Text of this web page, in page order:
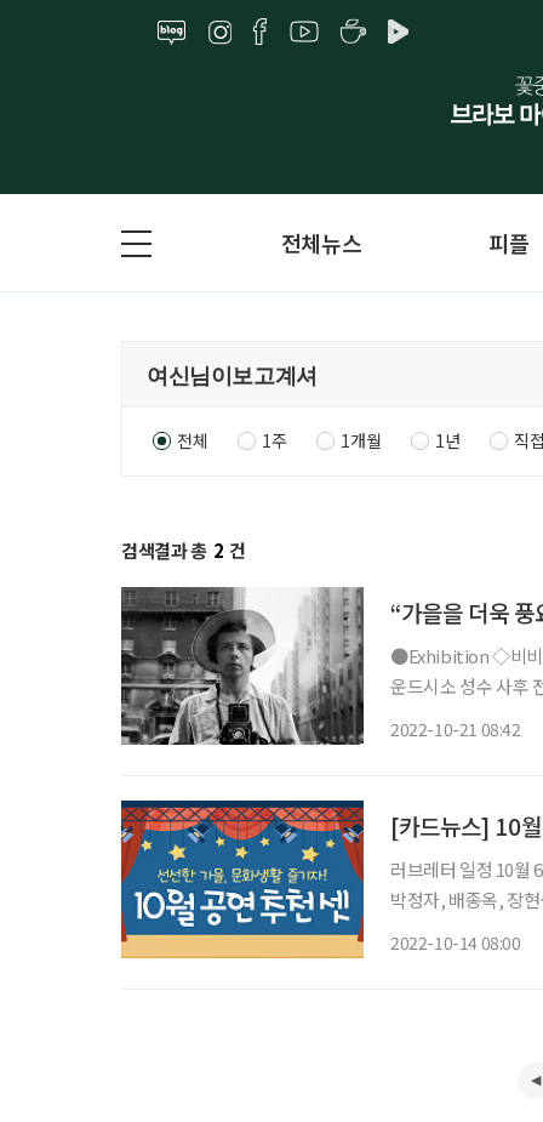
전체뉴스 피플
전체 1주 1개월 1년 직
검색결과 총 2 건
“가을을 더욱
●Exhibition ◇비비안 마이어(VIVIAN MAIER) 사진전 일정 8월 4일 ~ 11월 13일 장소 그라
운드시소 성수 사후 전 세계적으로 유명세를 떨친 미국 뉴욕 출신 사진가 비비안 마이어
2022-10-21 08:42
[카드뉴스] 10
러브레터 일정 10월
박정자, 배종옥, 장현성 ‘러브레터’(LOVE LETTERS)는 두 주인공 멜리사와 앤
2022-10-14 08:00